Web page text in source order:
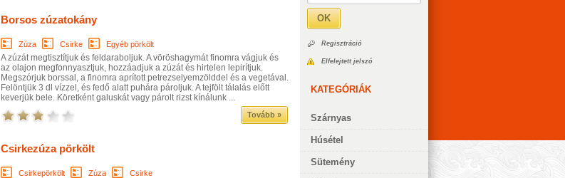
OK
Regisztráció
Elfelejtett jelszó
KATEGÓRIÁK
Szárnyas
Húsétel
Sütemény
Borsos zúzatokány
Zúza Csirke Egyéb pörkölt
A zúzát megtisztítjuk és feldaraboljuk. A vöröshagymát finomra vágjuk és
az olajon megfonnyasztjuk, hozzáadjuk a zúzát és hirtelen lepirítjuk.
Megszórjuk borssal, a finomra aprított petrezselyemzölddel és a vegetával.
Felöntjük 3 dl vízzel, és fedő alatt puhára pároljuk. A tejfölt tálalás előtt
keverjük bele. Köretként galuskát vagy párolt rizst kínálunk ...
Tovább »
Csirkezúza pörkölt
Csirkepörkölt Zúza Csirke